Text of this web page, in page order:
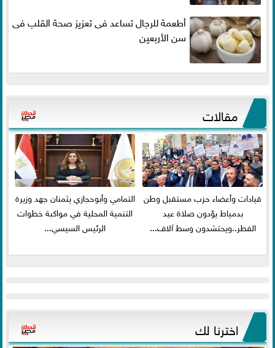
أطعمة للرجال تساعد فى تعزيز صحة القلب فى
سن الأربعين
مقالات
قيادات وأعضاء حزب مستقبل وطن
بدمياط يؤدون صلاة عيد
الفطر..ويحتشدون وسط آلاف...
التمامي وأبوحجازي يثمنان جهد وزيرة
التنمية المحلية في مواكبة خطوات
الرئيس السيسي...
اخترنا لك